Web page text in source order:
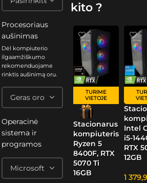
Procesoriaus
aušinimas
Dėl kompiuterio
ilgaamžiškumo
rekomenduojame
rinktis aušinimą oru.
Operacinė
sistema ir
programos
kito ?
TURIME
VIETOJE
Stacionarus
kompiuteris
Ryzen 5
8400F, RTX
5070 Ti
16GB
Intel
i5-
RTX
12GB
1